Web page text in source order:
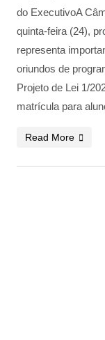
do ExecutivoA
quinta-feira (24),
representa
oriundos de
Projeto de Lei 1/
matrícula para
Read More